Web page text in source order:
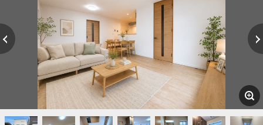
お問い合わせ
営業メールは固くお断りします
お知らせ
千葉本店 松戸支店 成田支店 木更津支店
神奈川支店
沖縄支店